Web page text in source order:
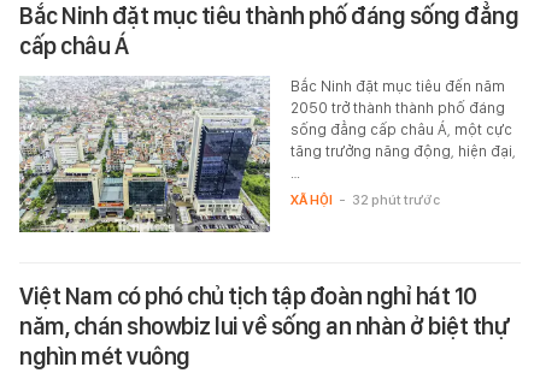
Bắc Ninh đặt mục tiêu thành phố đáng sống đẳng
cấp châu Á
Bắc Ninh đặt mục tiêu đến năm
2050 trở thành thành phố đáng
sống đẳng cấp châu Á, một cực
tăng trưởng năng động, hiện đại,
…
XÃ HỘI - 32 phút trước
Việt Nam có phó chủ tịch tập đoàn nghỉ hát 10
năm, chán showbiz lui về sống an nhàn ở biệt thự
nghìn mét vuông